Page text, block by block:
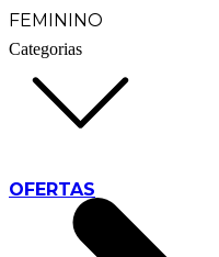
FEMININO
OFERTAS
Categorias